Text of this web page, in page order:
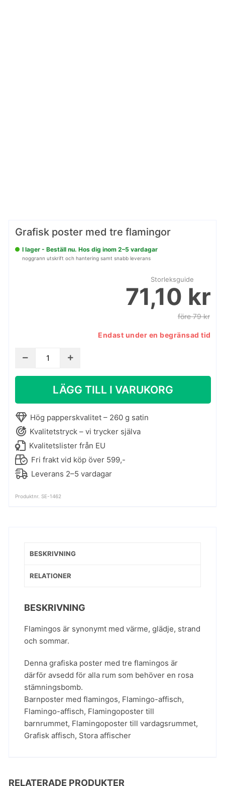
Grafisk poster med tre flamingor
I lager - Beställ nu. Hos dig inom 2–5 vardagar
noggrann utskrift och hantering samt snabb leverans
Storleksguide
71,10 kr
före 79 kr
Endast under en begränsad tid
med
mängd
LÄGG TILL I VARUKORG
Hög papperskvalitet – 260 g satin
Kvalitetstryck – vi trycker själva
Kvalitetslister från EU
Fri frakt vid köp över 599,-
Leverans 2–5 vardagar
Produktnr. SE-1462
BESKRIVNING
RELATIONER
BESKRIVNING
Flamingos är synonymt med värme, glädje, strand
och sommar.
Denna grafiska poster med tre flamingos är
därför avsedd för alla rum som behöver en rosa
stämningsbomb.
Barnposter med flamingos, Flamingo-affisch,
Flamingo-affisch, Flamingoposter till
barnrummet, Flamingoposter till vardagsrummet,
Grafisk affisch, Stora affischer
RELATERADE PRODUKTER